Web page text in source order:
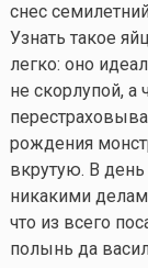
снес
Узнать такое
легко: оно
не скорлупой,
рождения
вкрутую. В день
никакими
что из всего
полынь да